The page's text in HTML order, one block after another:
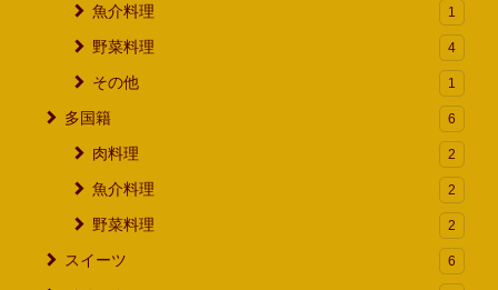
魚介料理 1
野菜料理 4
その他 1
多国籍 6
肉料理 2
魚介料理 2
野菜料理 2
スイーツ 6